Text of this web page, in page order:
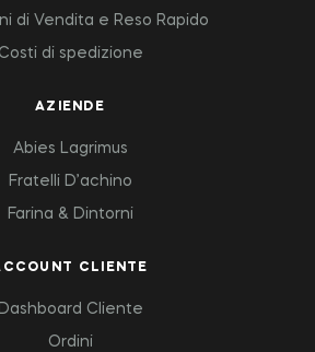
di Vendita e Reso Rapido
Costi di spedizione
AZIENDE
Abies Lagrimus
Fratelli D’achino
Farina & Dintorni
CLIENTE
Dashboard Cliente
Ordini